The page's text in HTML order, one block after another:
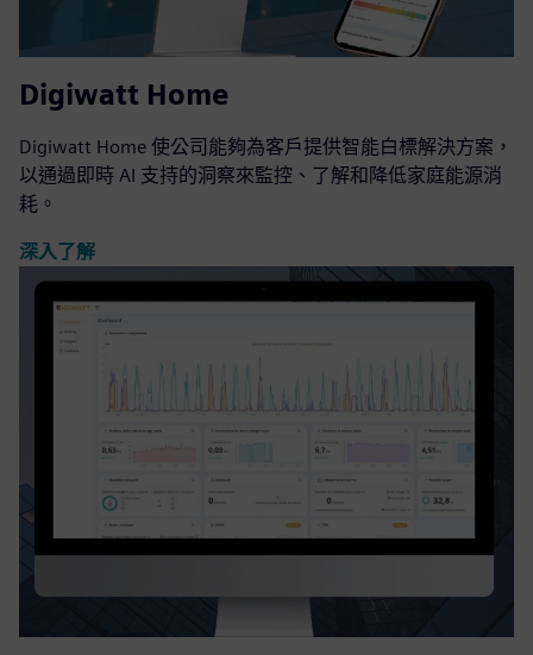
Digiwatt Home
Digiwatt Home 使公司能夠為客戶提供智能白標解決方案，
以通過即時 AI 支持的洞察來監控、了解和降低家庭能源消
耗。
深入了解